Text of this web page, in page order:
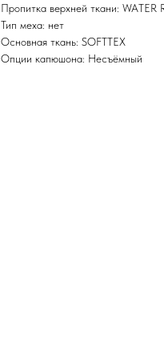
Пропитка верхней ткани: WATER
Тип меха: нет
Основная ткань: SOFTTEX
Опции капюшона: Несъёмный